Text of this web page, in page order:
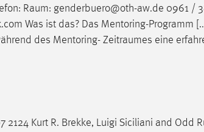
Raum: genderbuero@oth-aw.de 0961 /
Was ist das? Das Mentoring-Programm
des Mentoring- Zeitraumes eine
2124 Kurt R. Brekke, Luigi Siciliani and Odd
style-
= 3